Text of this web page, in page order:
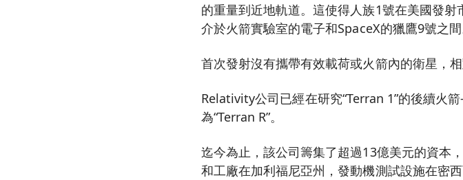
的重量到近地軌道。這使得人族1號在美國發
介於火箭實驗室的電子和SpaceX的獵鷹9號之間
首次發射沒有攜帶有效載荷或火箭內的衛星，
Relativity公司已經在研究“Terran 1”的後續火
為“Terran R”。
迄今為止，該公司籌集了超過13億美元的資
和工廠在加利福尼亞州，發動機測試設施在密